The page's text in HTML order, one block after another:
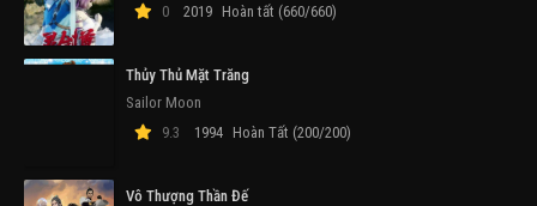
0
2019 Hoàn tất (660/660)
Thủy Thủ Mặt Trăng
Sailor Moon
9.3
1994 Hoàn Tất (200/200)
Vô Thượng Thần Đế